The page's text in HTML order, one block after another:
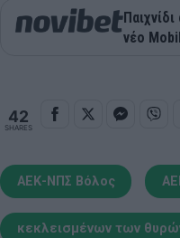
νέο
42
SHARES
ΑΕΚ-ΝΠΣ Βόλος
κεκλεισμένων των